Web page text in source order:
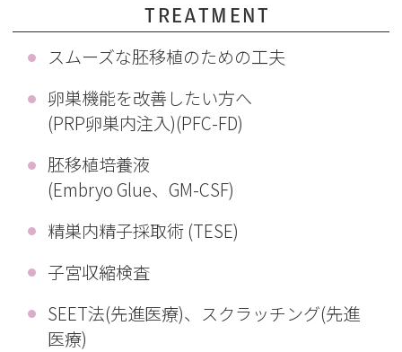
TREATMENT
スムーズな胚移植のための工夫
卵巣機能を改善したい方へ
(PRP卵巣内注入)(PFC-FD)
胚移植培養液
(Embryo Glue、GM-CSF)
精巣内精子採取術 (TESE)
子宮収縮検査
SEET法(先進医療)、スクラッチング(先進
医療)